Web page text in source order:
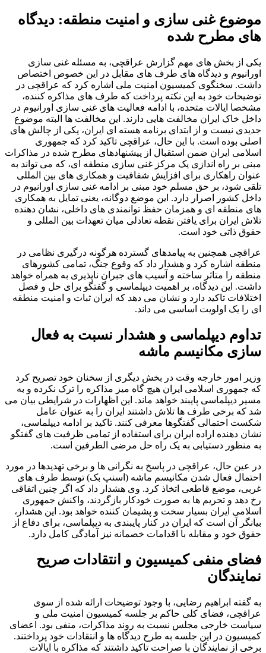
موضوع غنی سازی و امنیت منطقه: دیدگاه
های مطرح شده
یکی از بخش های مهم گزارش عراقچی، به مسئله غنی سازی
اورانیوم و دیدگاه های طرف های مقابل در این خصوص اختصاص
داشت. سخنگوی کمیسیون امنیت ملی اشاره کرد که عراقچی در
توضیحات خود به این نکته پرداخت که طرف های مذاکره کننده،
مشخصا ایالات متحده، با ادامه فعالیت های غنی سازی اورانیوم در
داخل خاک ایران مخالفت هایی دارند. این مخالفت ها البته موضوع
جدیدی نیست و از ابتدای برنامه هسته ای ایران، یکی از چالش های
اصلی بوده است. با این حال، عراقچی تاکید کرد که جمهوری
اسلامی ایران ضمن استقبال از پیشنهادهای مطرح شده در مذاکرات
مبنی بر راه اندازی یک مرکز غنی سازی منطقه ای، که می تواند به
عنوان راهکاری برای افزایش شفافیت و همکاری های بین المللی
تلقی شود، بر حق مسلم خود مبنی بر ادامه غنی سازی اورانیوم در
داخل کشور اصرار دارد. این موضع دوگانه، یعنی تمایل به همکاری
های منطقه ای و همزمان حفظ توانمندی های داخلی، نشان دهنده
تلاش ایران برای یافتن نقطه تعادلی میان تعهدات بین المللی و
حقوق ذاتی خود است.
عراقچی همچنین به پیامدهای گسترده هرگونه درگیری نظامی در
منطقه اشاره کرد و هشدار داد که وقوع جنگ، تمامی کشورهای
منطقه را متاثر ساخته و آسیب های جبران ناپذیری به همراه خواهد
داشت. این دیدگاه، بر اهمیت دیپلماسی و گفتگو برای حل و فصل
اختلافات تاکید دارد و نشان می دهد که ایران ثبات و امنیت منطقه
ای را یک اولویت اساسی می داند.
تداوم دیپلماسی و هشدار نسبت به فعال
سازی مکانیسم ماشه
وزیر امور خارجه وقت در بخش دیگری از سخنان خود تصریح کرد
که جمهوری اسلامی ایران هیچ گاه میز مذاکره را ترک نکرده و به
مسیر دیپلماسی پایبند خواهد ماند. این اظهارات در شرایطی بیان می
شد که برخی طرف ها تلاش داشتند ایران را به عنوان عامل
شکست احتمالی گفتگوها معرفی کنند. تاکید بر ادامه دیپلماسی،
نشان دهنده اراده ایران برای استفاده از تمامی ظرفیت های گفتگو
به منظور دستیابی به یک راه حل مرضی الطرفین است.
در عین حال، عراقچی در پاسخ به نگرانی ها و برخی تهدیدها در مورد
احتمال فعال شدن مکانیسم ماشه (اسنپ بک) توسط طرف های
غربی، موضع قاطعی اتخاذ کرد. وی هشدار داد که اگر چنین اتفاقی
رخ دهد و تحریم ها به صورت خودکار بازگردند، واکنش جمهوری
اسلامی ایران بسیار سخت و پشیمان کننده خواهد بود. این هشدار،
بیانگر آن است که ایران در کنار پایبندی به دیپلماسی، برای دفاع از
حقوق خود و مقابله با اقدامات خصمانه نیز آمادگی کامل دارد.
فضای منفی کمیسیون و انتقادات صریح
نمایندگان
به گفته ابراهیم رضایی، با وجود توضیحات ارائه شده از سوی
عراقچی، فضای کلی حاکم بر جلسه کمیسیون امنیت ملی و
سیاست خارجی مجلس نسبت به روند مذاکرات، منفی بود. اعضای
کمیسیون در این جلسه به طرح دیدگاه ها و انتقادات خود پرداختند.
برخی از نمایندگان با صراحت تاکید داشتند که مذاکره با ایالات